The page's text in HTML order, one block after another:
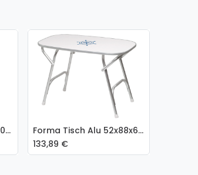
Forma Tisch Alu rund 60x50cm
In den Warenkorb
Forma Tisch Alu 52x88x61cm
133,89 €